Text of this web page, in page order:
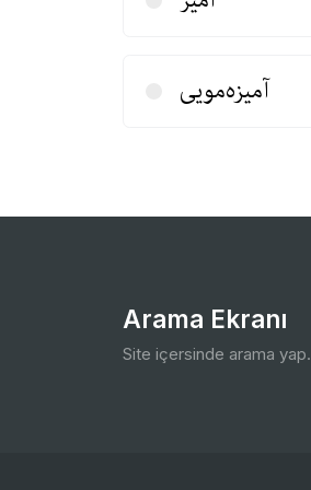
آمیزه‌مویی
Arama Ekranı
Site içersinde arama yap.